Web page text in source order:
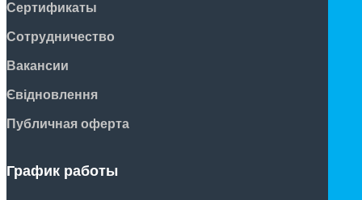
Сертификаты
Сотрудничество
Вакансии
Євідновлення
Публичная оферта
График работы